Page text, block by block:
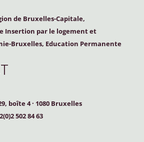
de Bruxelles-Capitale,
Insertion par le logement et
Bruxelles, Education Permanente
boîte 4· 1080 Bruxelles
502 84 63